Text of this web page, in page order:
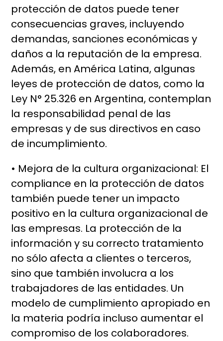
protección de datos puede tener
consecuencias graves, incluyendo
demandas, sanciones económicas y
daños a la reputación de la empresa.
Además, en América Latina, algunas
leyes de protección de datos, como la
Ley N° 25.326 en Argentina, contemplan
la responsabilidad penal de las
empresas y de sus directivos en caso
de incumplimiento.
• Mejora de la cultura organizacional: El
compliance en la protección de datos
también puede tener un impacto
positivo en la cultura organizacional de
las empresas. La protección de la
información y su correcto tratamiento
no sólo afecta a clientes o terceros,
sino que también involucra a los
trabajadores de las entidades. Un
modelo de cumplimiento apropiado en
la materia podría incluso aumentar el
compromiso de los colaboradores.